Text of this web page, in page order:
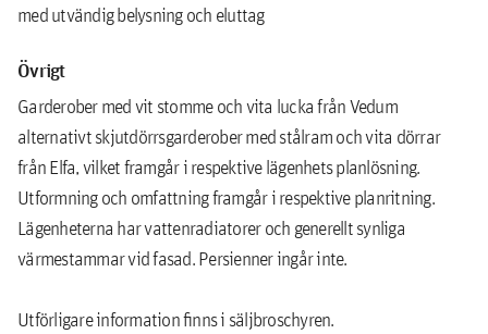
med utvändig belysning och eluttag
Övrigt
Garderober med vit stomme och vita lucka från Vedum
alternativt skjutdörrsgarderober med stålram och vita dörrar
från Elfa, vilket framgår i respektive lägenhets planlösning.
Utformning och omfattning framgår i respektive planritning.
Lägenheterna har vattenradiatorer och generellt synliga
värmestammar vid fasad. Persienner ingår inte.
Utförligare information ﬁnns i säljbroschyren.